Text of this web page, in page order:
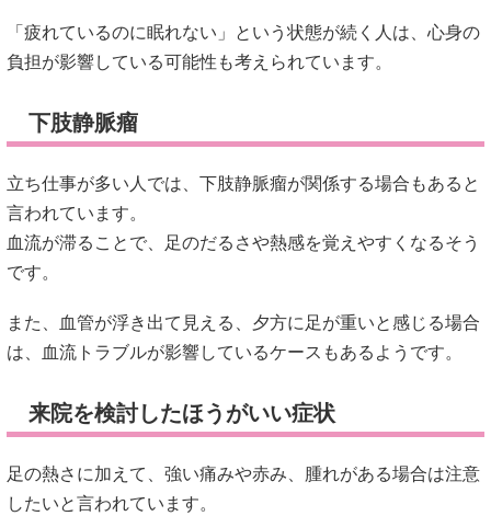
「疲れているのに眠れない」という状態が続く人は、心身の
負担が影響している可能性も考えられています。
下肢静脈瘤
立ち仕事が多い人では、下肢静脈瘤が関係する場合もあると
言われています。
血流が滞ることで、足のだるさや熱感を覚えやすくなるそう
です。
また、血管が浮き出て見える、夕方に足が重いと感じる場合
は、血流トラブルが影響しているケースもあるようです。
来院を検討したほうがいい症状
足の熱さに加えて、強い痛みや赤み、腫れがある場合は注意
したいと言われています。